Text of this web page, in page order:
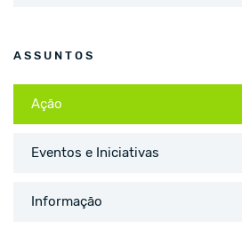
ASSUNTOS
Ação
Eventos e Iniciativas
Informação